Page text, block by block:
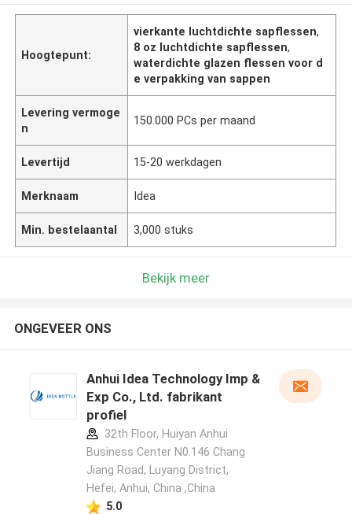
Hoogtepunt:
vierkante luchtdichte sapflessen,
8 oz luchtdichte sapflessen,
waterdichte glazen flessen voor d
e verpakking van sappen
Levering vermoge
n
150.000 PCs per maand
Levertijd 15-20 werkdagen
Merknaam Idea
Min. bestelaantal 3,000 stuks
Bekijk meer
ONGEVEER ONS
Anhui Idea Technology Imp &
Exp Co., Ltd. fabrikant
profiel
32th Floor, Huiyan Anhui
Business Center N0.146 Chang
Jiang Road, Luyang District,
Hefei, Anhui, China ,China
5.0